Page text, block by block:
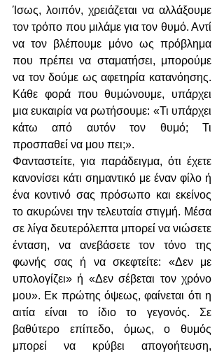
Ίσως, λοιπόν, χρειάζεται να αλλάξουμε
τον τρόπο που μιλάμε για τον θυμό. Αντί
να τον βλέπουμε μόνο ως πρόβλημα
που πρέπει να σταματήσει, μπορούμε
να τον δούμε ως αφετηρία κατανόησης.
Κάθε φορά που θυμώνουμε, υπάρχει
μια ευκαιρία να ρωτήσουμε: «Τι υπάρχει
κάτω από αυτόν τον θυμό; Τι
προσπαθεί να μου πει;».
Φανταστείτε, για παράδειγμα, ότι έχετε
κανονίσει κάτι σημαντικό με έναν φίλο ή
ένα κοντινό σας πρόσωπο και εκείνος
το ακυρώνει την τελευταία στιγμή. Μέσα
σε λίγα δευτερόλεπτα μπορεί να νιώσετε
ένταση, να ανεβάσετε τον τόνο της
φωνής σας ή να σκεφτείτε: «Δεν με
υπολογίζει» ή «Δεν σέβεται τον χρόνο
μου». Εκ πρώτης όψεως, φαίνεται ότι η
αιτία είναι το ίδιο το γεγονός. Σε
βαθύτερο επίπεδο, όμως, ο θυμός
μπορεί να κρύβει απογοήτευση,